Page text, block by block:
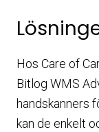
Hos Care of
Bitlog WMS
handskanners
kan de enkelt